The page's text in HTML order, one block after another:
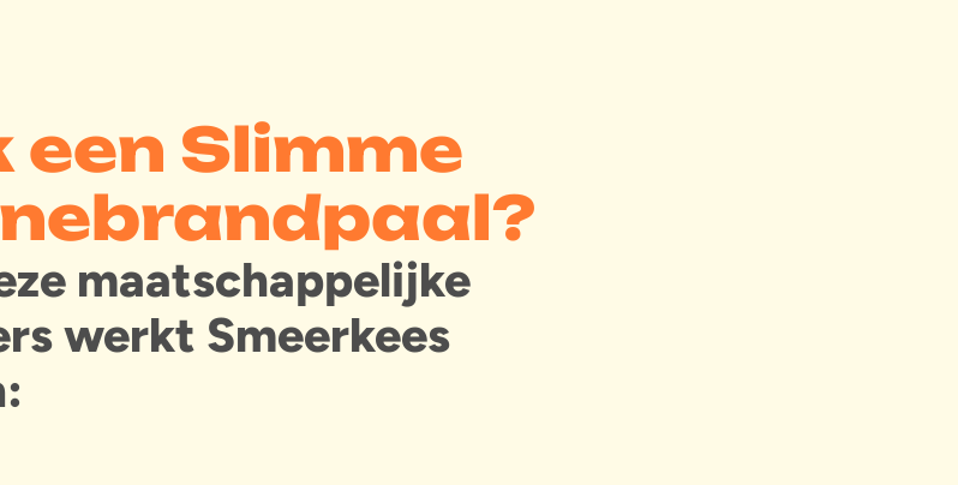
een Slimme
maatschappelijke
werkt Smeerkees